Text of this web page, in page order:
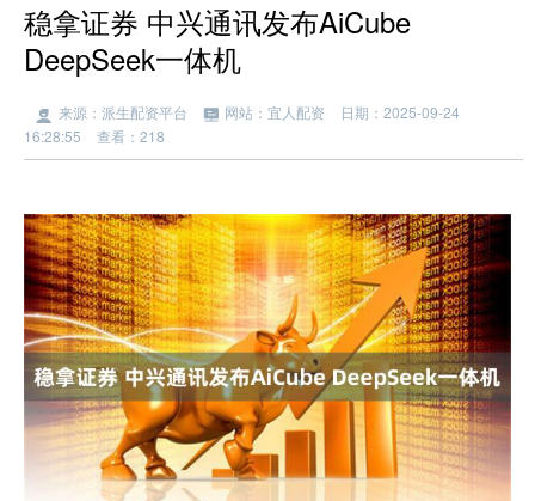
稳拿证券 中兴通讯发布AiCube
DeepSeek一体机
来源：派生配资平台 网站：宜人配资
日期：2025-09-24
16:28:55
查看：218